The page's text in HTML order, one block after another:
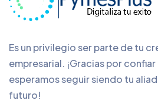
Es un privilegio ser parte de tu
empresarial. ¡Gracias por
esperamos seguir siendo tu
futuro!